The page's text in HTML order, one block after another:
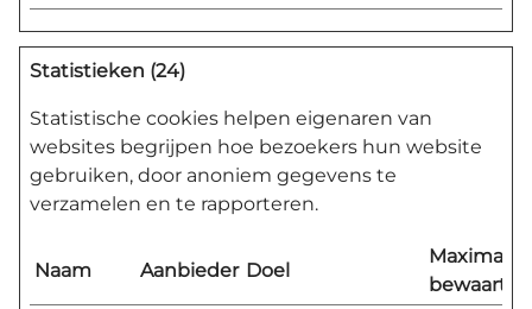
Statistieken (24)
Statistische cookies helpen eigenaren van
websites begrijpen hoe bezoekers hun website
gebruiken, door anoniem gegevens te
verzamelen en te rapporteren.
Naam Aanbieder Doel
Maximale